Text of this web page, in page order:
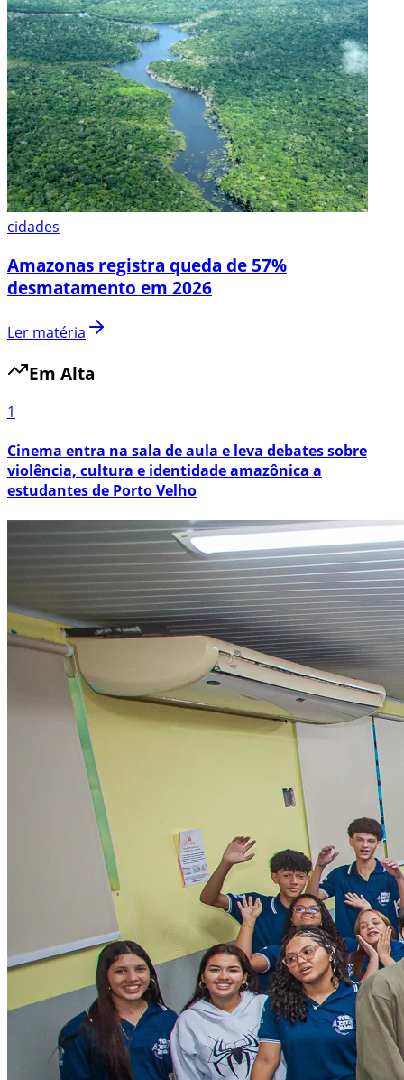
cidades
Amazonas registra queda de 57%
desmatamento em 2026
Ler matéria
Em Alta
1
Cinema entra na sala de aula e leva debates sobre
violência, cultura e identidade amazônica a
estudantes de Porto Velho